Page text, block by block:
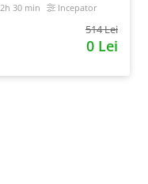
2h 30 min Incepator
514 Lei
0 Lei